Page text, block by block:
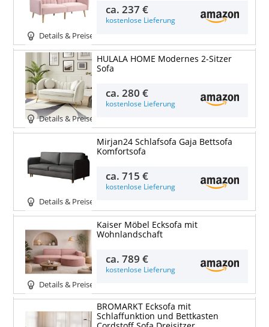
Details & Preise
ca.237 €
kostenlose Lieferung
Details & Preise
HULALA HOME Modernes 2-Sitzer
Sofa
ca.280 €
kostenlose Lieferung
Details & Preise
Mirjan24 Schlafsofa Gaja Bettsofa
Komfortsofa
ca.715 €
kostenlose Lieferung
Details & Preise
Kaiser Möbel Ecksofa mit
Wohnlandschaft
ca.789 €
kostenlose Lieferung
BROMARKT Ecksofa mit
Schlaffunktion und Bettkasten